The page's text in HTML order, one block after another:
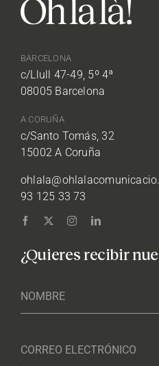
BARCELONA
c/Llull 47-49, 5º 4ª
08005 Barcelona
A CORUÑA
c/Santo Tomás, 32
15002 A Coruña
93 125 33 73
¿Quieres recibir